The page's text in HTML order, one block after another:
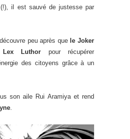
(!), il est sauvé de justesse par
peu après que le Joker
Lex Luthor pour récupérer
des citoyens grâce à un
son aile Rui Aramiya et rend
.